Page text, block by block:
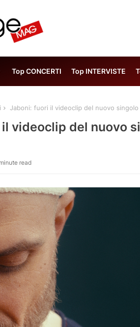
Top CONCERTI Top INTERVISTE
Jaboni: fuori il videoclip del nuovo singolo
videoclip del nuovo
read